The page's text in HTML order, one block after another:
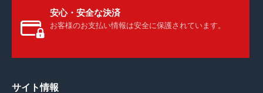
安心・安全な決済
お客様のお支払い情報は安全に保護されています。
サイト情報